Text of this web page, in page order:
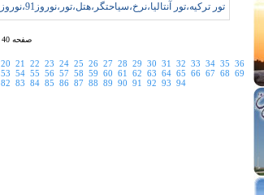
تور ترکيه،تور آنتاليا،نرخ،سياحتگر،هتل،تور،نوروز91،نوروزي،
صفحه 40 از 94
20 21 22 23 24 25 26 27 28 29 30 31 32 33 34 35 36
53 54 55 56 57 58 59 60 61 62 63 64 65 66 67 68 69
82 83 84 85 86 87 88 89 90 91 92 93 94